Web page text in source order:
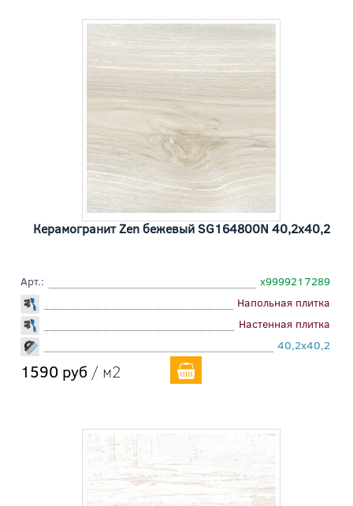
Керамогранит Zen бежевый SG164800N 40,2x40,2
Арт.:
х9999217289
Напольная плитка
Настенная плитка
40,2x40,2
1590 руб / м2